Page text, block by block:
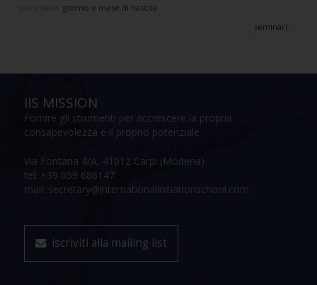
giorno e mese di nascita
seminari
IIS MISSION
Fornire gli strumenti per accrescere la propria
consapevolezza e il proprio potenziale
Via Fontana 4/A, 41012 Carpi (Modena)
tel: +39 059 686147
mail: secretary@internationalinitiationschool.com
iscriviti alla mailing list